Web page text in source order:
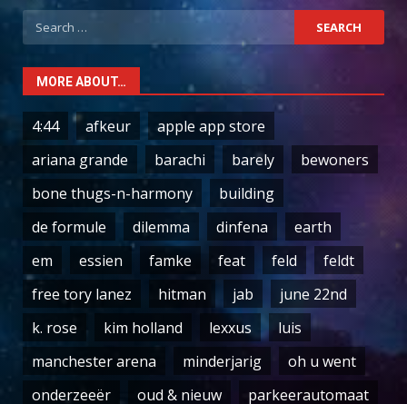
Search
for:
MORE ABOUT…
4:44 afkeur
apple app store
ariana grande
barachi barely
bewoners
bone thugs-n-harmony
building
de formule
dilemma dinfena
earth
em
essien famke feat feld
feldt
free tory lanez
hitman jab
june 22nd
k. rose
kim holland lexxus
luis
manchester arena
minderjarig
oh u went
onderzeeër
oud & nieuw parkeerautomaat